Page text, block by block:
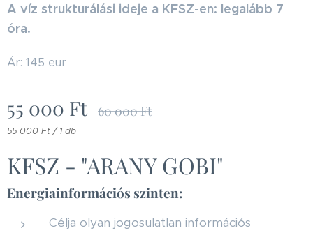
A víz strukturálási ideje a KFSZ-en: legalább 7
óra.
Ár: 145 eur
55 000 Ft 60 000Ft
55 000 Ft / 1 db
KFSZ - "ARANY GOBI"
Energiainformációs szinten:
Célja olyan jogosulatlan információs